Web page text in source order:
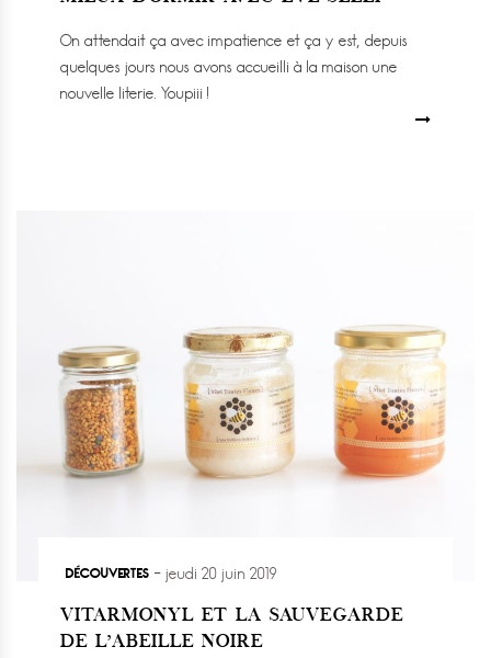
On attendait ça avec impatience et ça y est, depuis
quelques jours nous avons accueilli à la maison une
nouvelle literie. Youpiii !
DÉCOUVERTES jeudi 20 juin 2019
VITARMONYL ET LA SAUVEGARDE
DE L’ABEILLE NOIRE